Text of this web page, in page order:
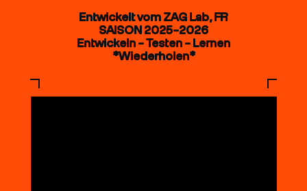
Entwickelt vom ZAG Lab, FR
SAISON 2025–2026
Entwickeln – Testen – Lernen
*Wiederholen*